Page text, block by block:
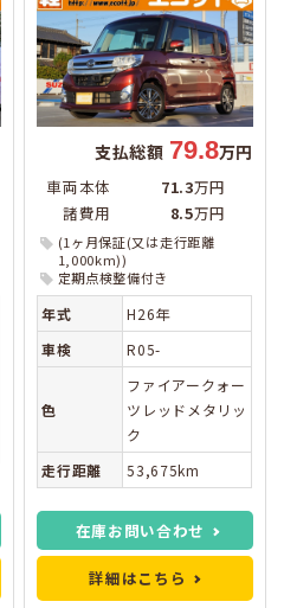
支払総額 79.8万円
車両本体 71.3万円
諸費用
8.5万円
(1ヶ月保証(又は走行距離
1,000km))
定期点検整備付き
年式
H26年
車検
R05-
色
ファイアークォー
ツレッドメタリッ
ク
走行距離
53,675km
在庫お問い合わせ
詳細はこちら